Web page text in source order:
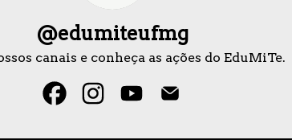
@edumiteufmg
canais e conheça as ações do EduMiTe.